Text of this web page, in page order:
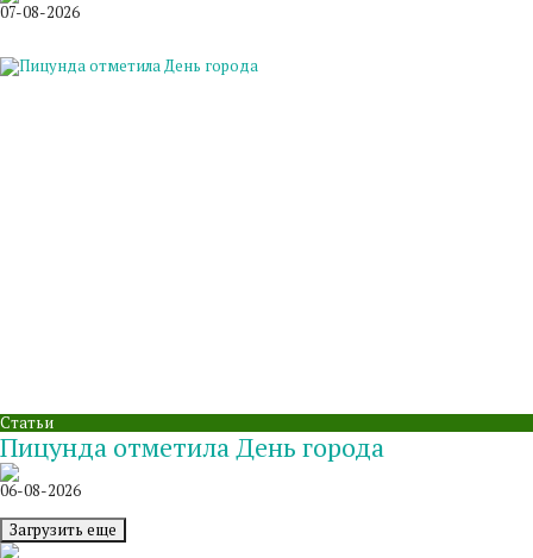
07-08-2026
Статьи
Пицунда отметила День города
06-08-2026
Загрузить еще